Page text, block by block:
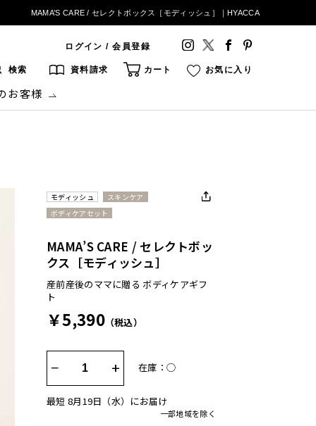
MAMA’S CARE / セレクトボックス［モディッシュ］｜HYACCA
ログイン / 会員登録
検索 資料請求 カート お気に入り
お客様
モディッシュ
スキンケア
ボディケアセット
MAMA’S CARE / セレクトボッ
クス［モディッシュ］
産前産後のママに贈る ボディケアギフ
ト
￥5,390（税込）
− + 在庫：◯
最短 8月19日（水）にお届け
一部地域を除く